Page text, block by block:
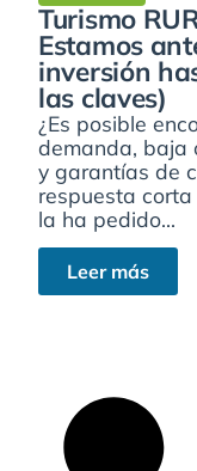
Turismo
Estamos
inversión
las claves)
¿Es posible
demanda, baja
y garantías de
respuesta
la ha pedido...
Leer más